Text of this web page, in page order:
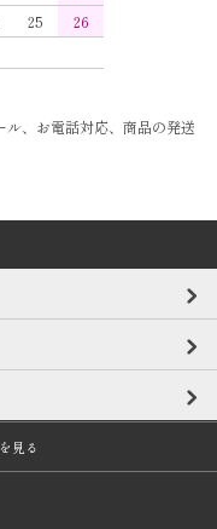
25
26
、お電話対応、商品の発送
見る